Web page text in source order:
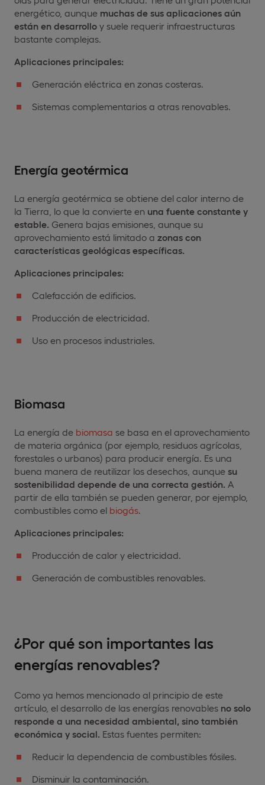
energético, aunque muchas de sus aplicaciones aún
están en desarrollo y suele requerir infraestructuras
bastante complejas.
Aplicaciones principales:
Generación eléctrica en zonas costeras.
Sistemas complementarios a otras renovables.
Energía geotérmica
La energía geotérmica se obtiene del calor interno de
la Tierra, lo que la convierte en una fuente constante y
estable. Genera bajas emisiones, aunque su
aprovechamiento está limitado a zonas con
características geológicas específicas.
Aplicaciones principales:
Calefacción de edificios.
Producción de electricidad.
Uso en procesos industriales.
Biomasa
La energía de biomasa se basa en el aprovechamiento
de materia orgánica (por ejemplo, residuos agrícolas,
forestales o urbanos) para producir energía. Es una
buena manera de reutilizar los desechos, aunque su
sostenibilidad depende de una correcta gestión. A
partir de ella también se pueden generar, por ejemplo,
combustibles como el biogás
Aplicaciones principales:
Producción de calor y electricidad.
Generación de combustibles renovables.
¿Por qué son importantes las
energías renovables?
Como ya hemos mencionado al principio de este
artículo, el desarrollo de las energías renovables no solo
responde a una necesidad ambiental, sino también
económica y social. Estas fuentes permiten:
Reducir la dependencia de combustibles fósiles.
Disminuir la contaminación.